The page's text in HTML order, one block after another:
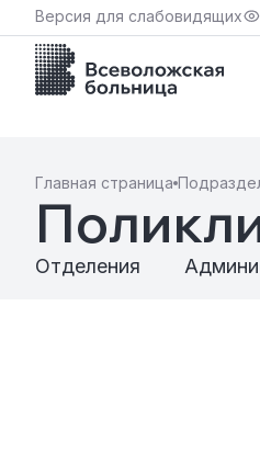
Версия для слабовидящих
Главная страница
Отделения